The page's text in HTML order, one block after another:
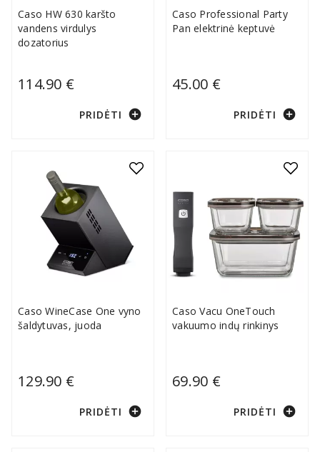
Caso HW 630 karšto
vandens virdulys
dozatorius
114.90 €
PRIDĖTI add_circle
Caso Professional Party
Pan elektrinė keptuvė
45.00 €
PRIDĖTI add_circle
Caso WineCase One vyno
šaldytuvas, juoda
129.90 €
PRIDĖTI add_circle
Caso Vacu OneTouch
vakuumo indų rinkinys
69.90 €
PRIDĖTI add_circle